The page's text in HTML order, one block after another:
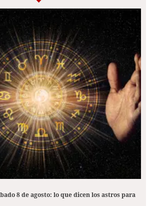
8 de agosto: lo que dicen los astros para